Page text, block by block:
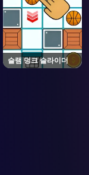
슬램 덩크 슬라이더